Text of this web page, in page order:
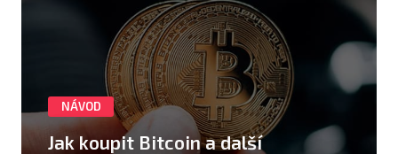
NÁVOD
Jak koupit Bitcoin a další